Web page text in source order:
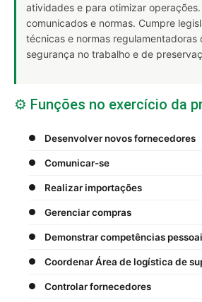
atividades e para otimizar
comunicados e normas. Cumpre
técnicas e normas regulamentadoras
segurança no trabalho e de
⚙️ Funções no exercício da
Desenvolver novos fornecedores
Comunicar-se
Realizar importações
Gerenciar compras
Demonstrar competências
Coordenar Área de logística de
Controlar fornecedores